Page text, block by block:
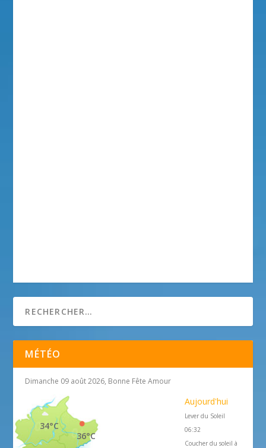
MÉTÉO
Dimanche 09 août 2026, Bonne Fête Amour
36°C
34°C
Aujourd'hui
Lever du Soleil
06:32
Coucher du soleil à